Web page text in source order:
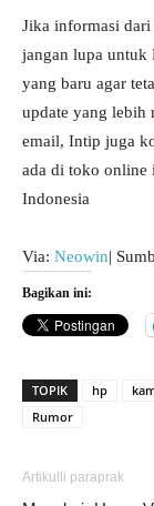
Jika informasi
jangan lupa untuk
yang baru agar
update yang lebih
email, Intip juga
ada di toko online
Indonesia
Via: Neowin|
Bagikan ini:
TOPIK hp
Rumor
Artikulli paraprak